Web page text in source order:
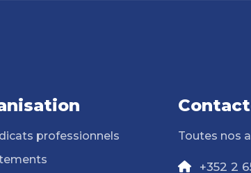
professionnels
Toutes nos
+352 2